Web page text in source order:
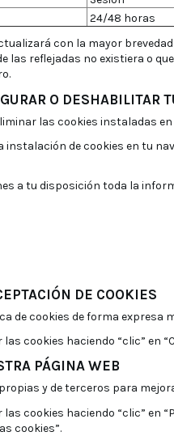
24/48 horas
con la mayor
las reflejadas no existiera o
O DESHABILITAR
las cookies instaladas
instalación de cookies en tu
a tu disposición toda la
DE COOKIES
de cookies de forma expresa
cookies haciendo “clic” en
PÁGINA WEB
y de terceros para
cookies haciendo “clic” en
cookies”.